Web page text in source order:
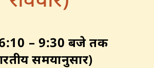
– 9:30 बजे तक
समयानुसार)